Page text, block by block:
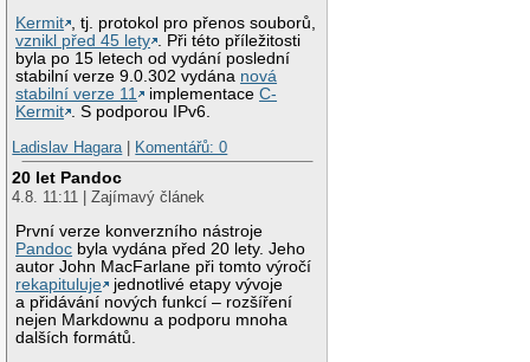
Kermit , tj. protokol pro přenos souborů,
vznikl před 45 lety . Při této příležitosti
byla po 15 letech od vydání poslední
stabilní verze 9.0.302 vydána nová
stabilní verze 11
implementaceC-
Kermit . S podporou IPv6.
Ladislav Hagara | Komentářů: 0
20 let Pandoc
4.8. 11:11 | Zajímavý článek
První verze konverzního nástroje
Pandoc byla vydána před 20 lety. Jeho
autor John MacFarlane při tomto výročí
rekapituluje
jednotlivé etapy vývoje
a přidávání nových funkcí – rozšíření
nejen Markdownu a podporu mnoha
dalších formátů.